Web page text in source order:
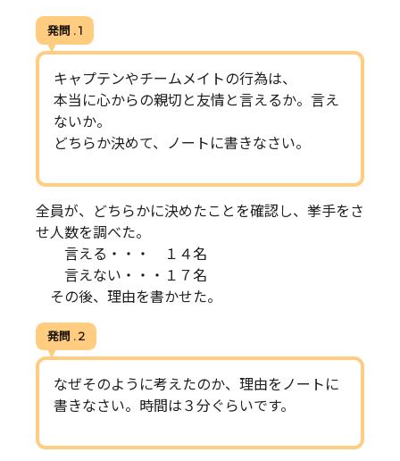
発問 . 1
キャプテンやチームメイトの行為は、
本当に心からの親切と友情と言えるか。言え
ないか。
どちらか決めて、ノートに書きなさい。
全員が、どちらかに決めたことを確認し、挙手をさ
せ人数を調べた。
言える・・・ １４名
言えない・・・１７名
その後、理由を書かせた。
発問 . 2
なぜそのように考えたのか、理由をノートに
書きなさい。時間は３分ぐらいです。